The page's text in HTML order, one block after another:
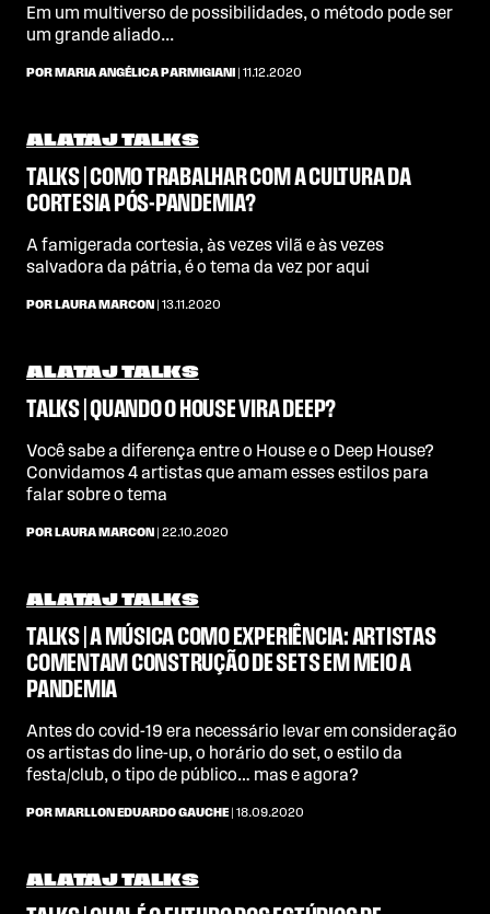
Em um multiverso de possibilidades, o método pode ser
um grande aliado...
POR MARIA ANGÉLICA PARMIGIANI | 11.12.2020
ALATAJ TALKS
TALKS | COMO TRABALHAR COM A CULTURA DA
CORTESIA PÓS-PANDEMIA?
A famigerada cortesia, às vezes vilã e às vezes
salvadora da pátria, é o tema da vez por aqui
POR LAURA MARCON | 13.11.2020
ALATAJ TALKS
TALKS | QUANDO O HOUSE VIRA DEEP?
Você sabe a diferença entre o House e o Deep House?
Convidamos 4 artistas que amam esses estilos para
falar sobre o tema
POR LAURA MARCON | 22.10.2020
ALATAJ TALKS
TALKS | A MÚSICA COMO EXPERIÊNCIA: ARTISTAS
COMENTAM CONSTRUÇÃO DE SETS EM MEIO A
PANDEMIA
Antes do covid-19 era necessário levar em consideração
os artistas do line-up, o horário do set, o estilo da
festa/club, o tipo de público… mas e agora?
POR MARLLON EDUARDO GAUCHE | 18.09.2020
ALATAJ TALKS